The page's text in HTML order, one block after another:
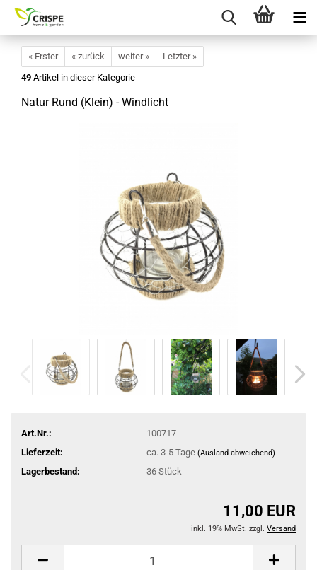
« Erster « zurück weiter »
Letzter »
49 Artikel in dieser Kategorie
Natur Rund (Klein) - Windlicht
Art.Nr.:
100717
Lieferzeit:
ca. 3-5 Tage (Ausland abweichend)
Lagerbestand: 36 Stück
11,00 EUR
inkl. 19% MwSt. zzgl. Versand